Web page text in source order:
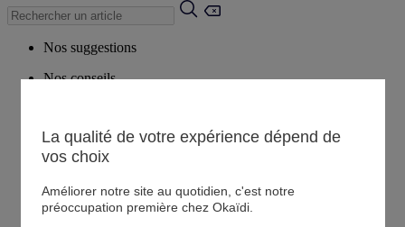
Nos suggestions
Nos conseils
Magasin
La qualité de votre expérience dépend de
vos choix
Améliorer notre site au quotidien, c'est notre
préoccupation première chez Okaïdi.